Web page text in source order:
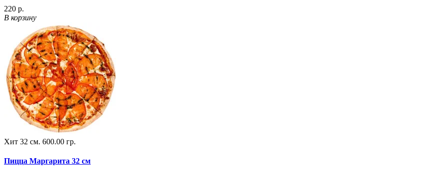
220 р.
В корзину
Хит 32 см. 600.00 гр.
Пицца Маргарита 32 см